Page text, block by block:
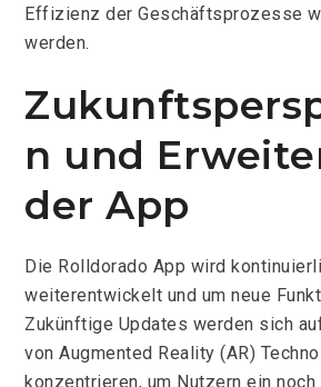
Effizienz der Geschäftsprozesse
werden.
n und
der App
Die Rolldorado App wird
weiterentwickelt und um neue
Zukünftige Updates werden sich
von Augmented Reality (AR)
konzentrieren, um Nutzern ein